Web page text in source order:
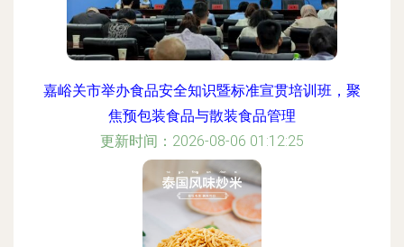
嘉峪关市举办食品安全知识暨标准宣贯培训班，聚
焦预包装食品与散装食品管理
更新时间：2026-08-06 01:12:25